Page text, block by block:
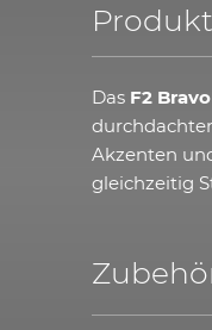
Das F2 Bravo
Akzenten
gleichzeitig